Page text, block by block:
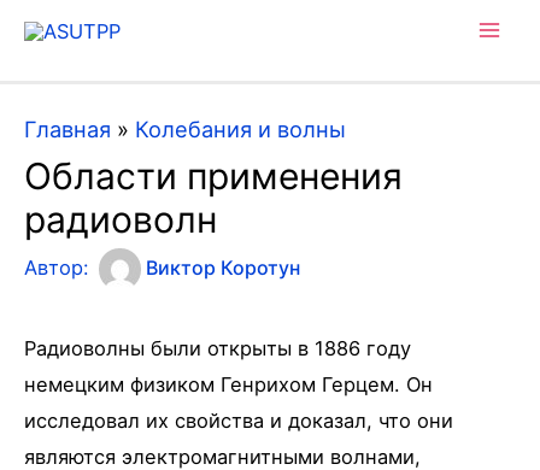
Главная » Колебания и волны
Области применения
радиоволн
Автор: Виктор Коротун
Радиоволны были открыты в 1886 году
немецким физиком Генрихом Герцем. Он
исследовал их свойства и доказал, что они
являются электромагнитными волнами,